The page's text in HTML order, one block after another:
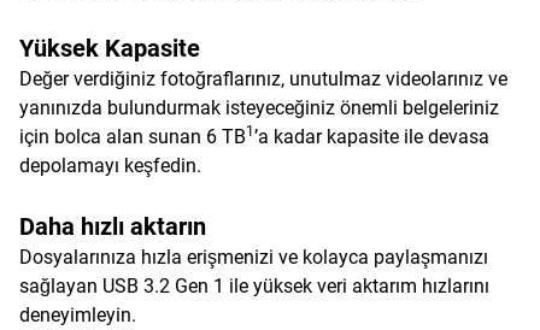
Yüksek Kapasite
Değer verdiğiniz fotoğraflarınız, unutulmaz videolarınız ve
yanınızda bulundurmak isteyeceğiniz önemli belgeleriniz
için bolca alan sunan 6 TB1 ’a kadar kapasite ile devasa
depolamayı keşfedin.
Daha hızlı aktarın
Dosyalarınıza hızla erişmenizi ve kolayca paylaşmanızı
sağlayan USB 3.2 Gen 1 ile yüksek veri aktarım hızlarını
deneyimleyin.